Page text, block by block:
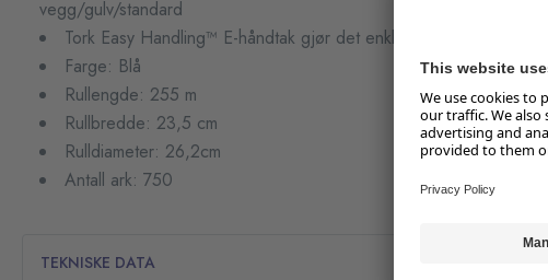
vegg/gulv/standard
Tork Easy Handling™ E-håndtak gjør det enklere å bære papirruller
Farge: Blå
Rullengde: 255 m
Rullbredde: 23,5 cm
Rulldiameter: 26,2cm
Antall ark: 750
TEKNISKE DATA